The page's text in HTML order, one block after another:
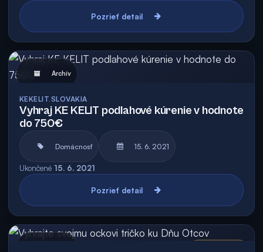
Pozrieť detail
Archív
KEKELIT.SLOVAKIA
Vyhraj KE KELIT podlahové kúrenie v hodnote
do 750€
Domácnosť 15. 6. 2021
Ukončené 15. 6. 2021
Pozrieť detail